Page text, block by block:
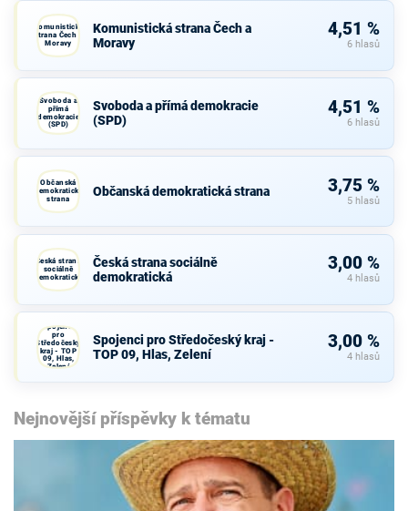
Komunistická
strana Čech a
Moravy
Komunistická strana Čech a
Moravy
4,51 %
6 hlasů
Svoboda a
přímá
demokracie
(SPD)
Svoboda a přímá demokracie
(SPD)
4,51 %
6 hlasů
Občanská
demokratická
strana
Občanská demokratická strana 3,75 %
5 hlasů
Česká strana
sociálně
demokratická
Česká strana sociálně
demokratická
3,00 %
4 hlasů
Spojenci
pro
Středočeský
kraj - TOP
09, Hlas,
Zelení
Spojenci pro Středočeský kraj -
TOP 09, Hlas, Zelení
3,00 %
4 hlasů
Nejnovější příspěvky k tématu